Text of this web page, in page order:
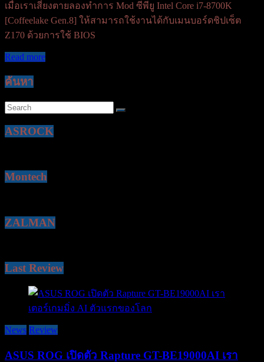
เมื่อเราเสี่ยงตายลองทำการ Mod ซีพียู Intel Core i7-8700K
[Coffeelake Gen.8] ให้สามารถใช้งานได้กับเมนบอร์ดชิปเซ็ต
Z170 ด้วยการใช้ BIOS
Read more
ค้นหา
ASROCK
Montech
ZALMAN
Last Review
News Review
ASUS ROG เปิดตัว Rapture GT-BE19000AI เรา